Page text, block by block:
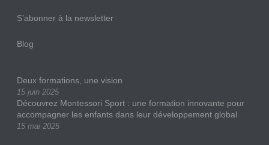
S’abonner à la newsletter
Blog
Deux formations, une vision
15 juin 2025
Découvrez Montessori Sport : une formation innovante pour
accompagner les enfants dans leur développement global
15 mai 2025